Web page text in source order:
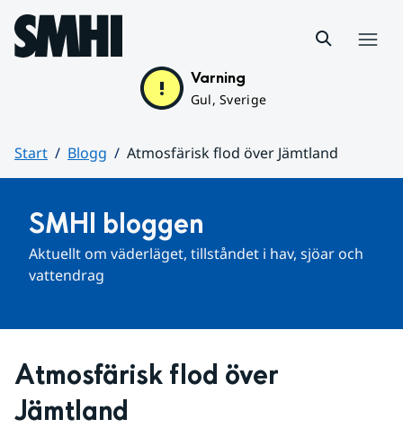
Hoppa till sidans innehåll
Varning
Gul, Sverige
Start Blogg
Atmosfärisk flod över Jämtland
SMHI bloggen
Aktuellt om väderläget, tillståndet i hav, sjöar och
vattendrag
Atmosfärisk flod över
Jämtland